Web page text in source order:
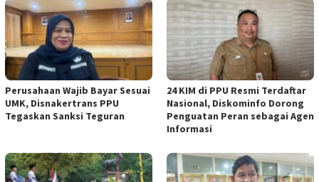
Perusahaan Wajib Bayar Sesuai
UMK, Disnakertrans PPU
Tegaskan Sanksi Teguran
24 KIM di PPU Resmi Terdaftar
Nasional, Diskominfo Dorong
Penguatan Peran sebagai Agen
Informasi